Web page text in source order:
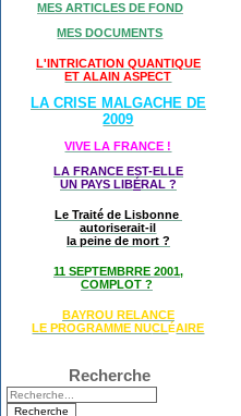
MES ARTICLES DE FOND
MES DOCUMENTS
L'INTRICATION QUANTIQUE
ET ALAIN ASPECT
LA CRISE MALGACHE DE
2009
VIVE LA FRANCE !
LA FRANCE EST-ELLE
UN PAYS LIBÉRAL ?
Le Traité de Lisbonne
autoriserait-il
la peine de mort ?
11 SEPTEMBRRE 2001,
COMPLOT ?
BAYROU RELANCE
LE PROGRAMME NUCLÉAIRE
Recherche